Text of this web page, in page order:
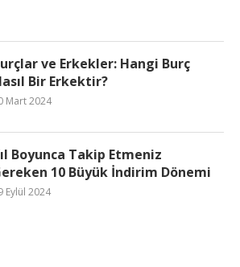
ve Erkekler: Hangi Burç
Bir Erkektir?
Mart 2024
Boyunca Takip Etmeniz
10 Büyük İndirim Dönemi
Eylül 2024